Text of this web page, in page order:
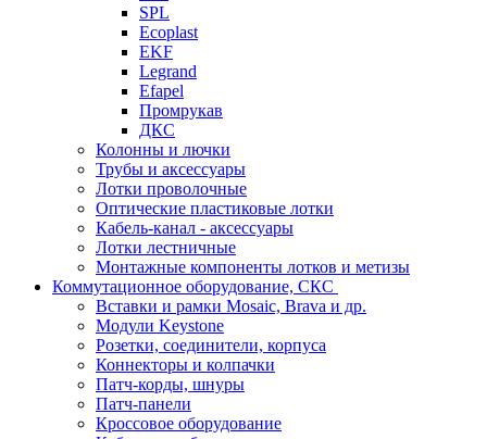
SPL
Ecoplast
EKF
Legrand
Efapel
Промрукав
ДКС
Колонны и лючки
Трубы и аксессуары
Лотки проволочные
Оптические пластиковые лотки
Кабель-канал - аксессуары
Лотки лестничные
Монтажные компоненты лотков и метизы
Коммутационное оборудование, СКС
Вставки и рамки Mosaic, Brava и др.
Модули Keystone
Розетки, соединители, корпуса
Коннекторы и колпачки
Патч-корды, шнуры
Патч-панели
Кроссовое оборудование